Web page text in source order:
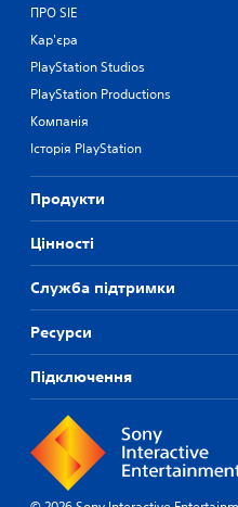
ПРО SIE
Кар'єра
PlayStation Studios
PlayStation Productions
Компанія
Історія PlayStation
Продукти
Цiнностi
Служба підтримки
Ресурси
Підключення